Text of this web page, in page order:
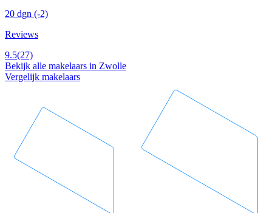
20 dgn (-2)
Reviews
9.5(27)
Bekijk alle makelaars in Zwolle
Vergelijk makelaars